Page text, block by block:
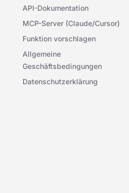
API-Dokumentation
MCP-Server (Claude/Cursor)
Funktion vorschlagen
Allgemeine
Geschäftsbedingungen
Datenschutzerklärung